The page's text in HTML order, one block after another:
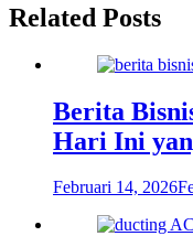
Related Posts
Berita
Hari Ini
Februari 14, 2026